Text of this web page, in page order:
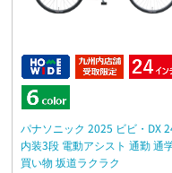
パナソニック 2025 ビビ・DX
内装3段 電動アシスト 通勤 通
買い物 坂道ラクラク